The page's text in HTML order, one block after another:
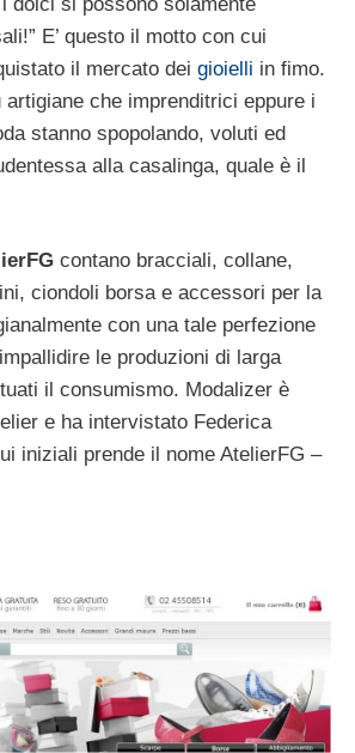
E’ questo il motto con cui
il mercato dei gioielli in fimo.
artigiane che imprenditrici eppure i
stanno spopolando, voluti ed
alla casalinga, quale è il
contano bracciali, collane,
ciondoli borsa e accessori per la
con una tale perfezione
le produzioni di larga
il consumismo. Modalizer è
e ha intervistato Federica
iniziali prende il nome AtelierFG –